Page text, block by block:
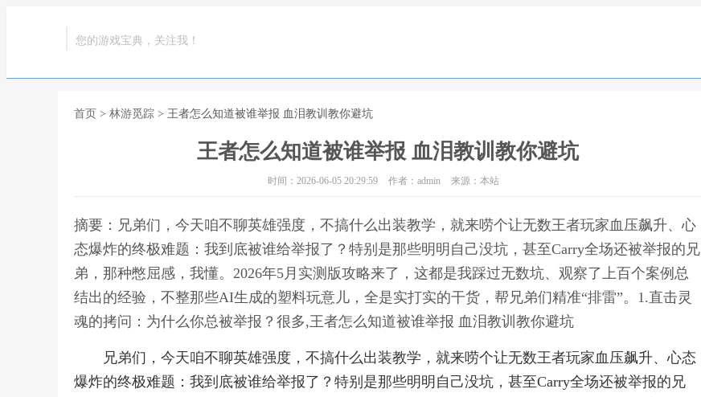
您的游戏宝典，关注我！
首页 > 林游觅踪 > 王者怎么知道被谁举报 血泪教训教你避坑
王者怎么知道被谁举报 血泪教训教你避坑
时间：2026-06-05 20:29:59 作者：admin 来源：本站
摘要：兄弟们，今天咱不聊英雄强度，不搞什么出装教学，就来唠个让无数王者玩家血压飙升、心
态爆炸的终极难题：我到底被谁给举报了？特别是那些明明自己没坑，甚至Carry全场还被举报的兄
弟，那种憋屈感，我懂。2026年5月实测版攻略来了，这都是我踩过无数坑、观察了上百个案例总
结出的经验，不整那些AI生成的塑料玩意儿，全是实打实的干货，帮兄弟们精准“排雷”。1.直击灵
魂的拷问：为什么你总被举报？很多,王者怎么知道被谁举报 血泪教训教你避坑
兄弟们，今天咱不聊英雄强度，不搞什么出装教学，就来唠个让无数王者玩家血压飙升、心态
爆炸的终极难题：我到底被谁给举报了？特别是那些明明自己没坑，甚至Carry全场还被举报的兄